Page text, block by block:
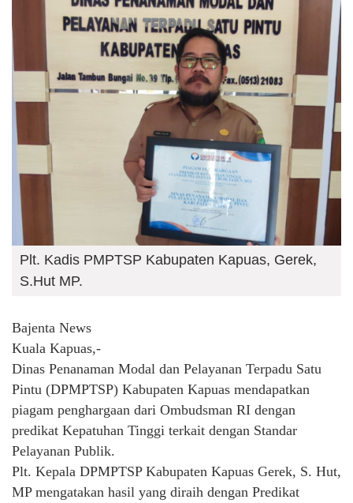
Plt. Kadis PMPTSP Kabupaten Kapuas, Gerek,
S.Hut MP.
Bajenta News
Kuala Kapuas,-
Dinas Penanaman Modal dan Pelayanan Terpadu Satu
Pintu (DPMPTSP) Kabupaten Kapuas mendapatkan
piagam penghargaan dari Ombudsman RI dengan
predikat Kepatuhan Tinggi terkait dengan Standar
Pelayanan Publik.
Plt. Kepala DPMPTSP Kabupaten Kapuas Gerek, S. Hut,
MP mengatakan hasil yang diraih dengan Predikat